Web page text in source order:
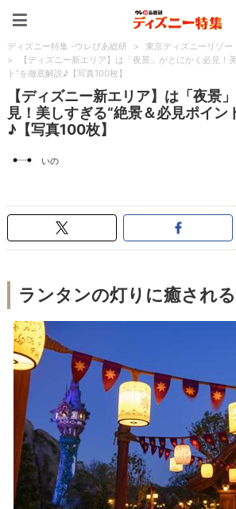
ディズニー特集 -ウレぴあ総研 > 東京ディズニーリゾー
>
【ディズニー新エリア】は「夜景」がとにかく必見！
ト”を徹底解説♪【写真100枚】
【ディズニー新エリア】は「夜景
見！美しすぎる“絶景＆必見ポイン
♪【写真100枚】
いの
ランタンの灯りに癒され